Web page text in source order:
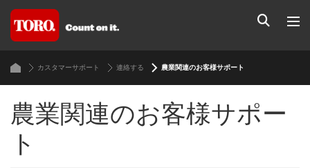
カスタマーサポート 連絡する 農業関連のお客様サポート
農業関連のお客様サポー
ト